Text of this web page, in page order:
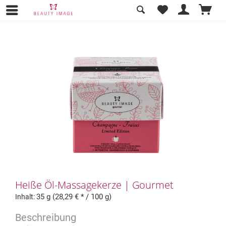
Übersicht für Zuhause
Heiße Öl-Massagekerze | Gourmet
Inhalt:35 g (28,29 € * / 100 g)